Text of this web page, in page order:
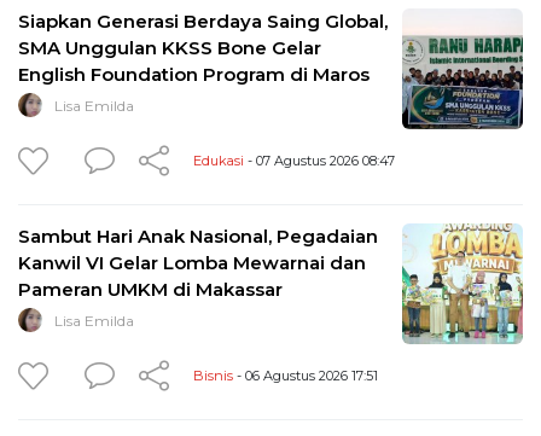
Siapkan Generasi Berdaya Saing Global,
SMA Unggulan KKSS Bone Gelar
English Foundation Program di Maros
Lisa Emilda
Edukasi - 07 Agustus 2026 08:47
Sambut Hari Anak Nasional, Pegadaian
Kanwil VI Gelar Lomba Mewarnai dan
Pameran UMKM di Makassar
Lisa Emilda
Bisnis - 06 Agustus 2026 17:51